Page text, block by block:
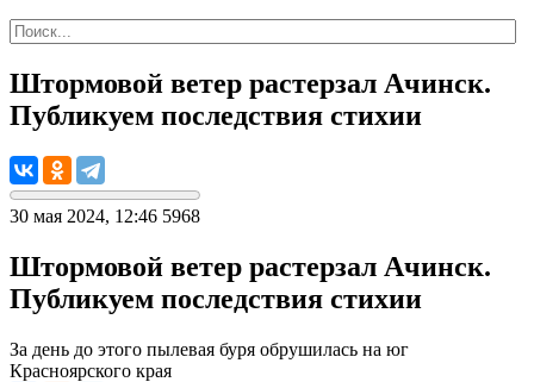
Штормовой ветер растерзал Ачинск.
Публикуем последствия стихии
30 мая 2024, 12:46 5968
Штормовой ветер растерзал Ачинск.
Публикуем последствия стихии
За день до этого пылевая буря обрушилась на юг
Красноярского края